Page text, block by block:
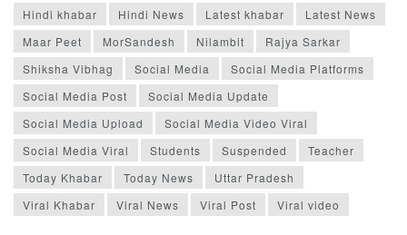
Hindi khabar
Hindi News Latest khabar
Latest News
Maar Peet
MorSandesh Nilambit
Rajya Sarkar
Shiksha Vibhag
Social Media
Social Media Platforms
Social Media Post
Social Media Update
Social Media Upload
Social Media Video Viral
Social Media Viral
Students Suspended
Teacher
Today Khabar
Today News
Uttar Pradesh
Viral Khabar
Viral News Viral Post Viral video